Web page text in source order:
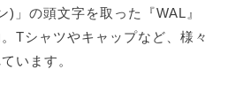
)」の頭文字を取った『WAL』
Tシャツやキャップなど、様々
います。